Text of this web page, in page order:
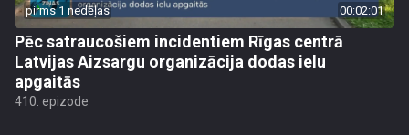
pirms 1 nedēļas 00:02:01
Pēc satraucošiem incidentiem Rīgas centrā
Latvijas Aizsargu organizācija dodas ielu
apgaitās
410. epizode